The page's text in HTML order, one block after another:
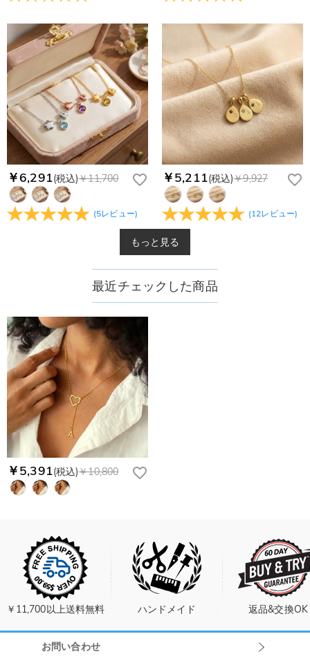
￥6,291(税込)￥11,700
(5レビュー)
￥5,211(税込)￥9,927
(12レビュー)
もっと見る
最近チェックした商品
￥5,391(税込)￥10,800
￥11,700以上送料無料 ハンドメイド 返品&交換OK
お問い合わせ